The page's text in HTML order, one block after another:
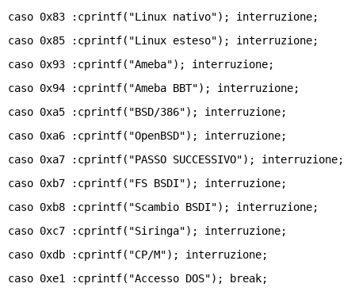
caso 0x83 :cprintf("Linux nativo"); interruzione;
caso 0x85 :cprintf("Linux esteso"); interruzione;
caso 0x93 :cprintf("Ameba"); interruzione;
caso 0x94 :cprintf("Ameba BBT"); interruzione;
caso 0xa5 :cprintf("BSD/386"); interruzione;
caso 0xa6 :cprintf("OpenBSD"); interruzione;
caso 0xa7 :cprintf("PASSO SUCCESSIVO"); interruzione;
caso 0xb7 :cprintf("FS BSDI"); interruzione;
caso 0xb8 :cprintf("Scambio BSDI"); interruzione;
caso 0xc7 :cprintf("Siringa"); interruzione;
caso 0xdb :cprintf("CP/M"); interruzione;
caso 0xe1 :cprintf("Accesso DOS"); break;